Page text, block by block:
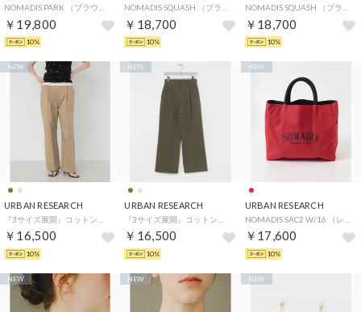
￥19,800
10%
￥18,700
10%
￥18,700
10%
URBAN RESEARCH
￥16,500
NEW
10%
URBAN RESEARCH
￥16,500
NEW
10%
URBAN RESEARCH
￥17,600
NEW
10%
NEW NEW NEW